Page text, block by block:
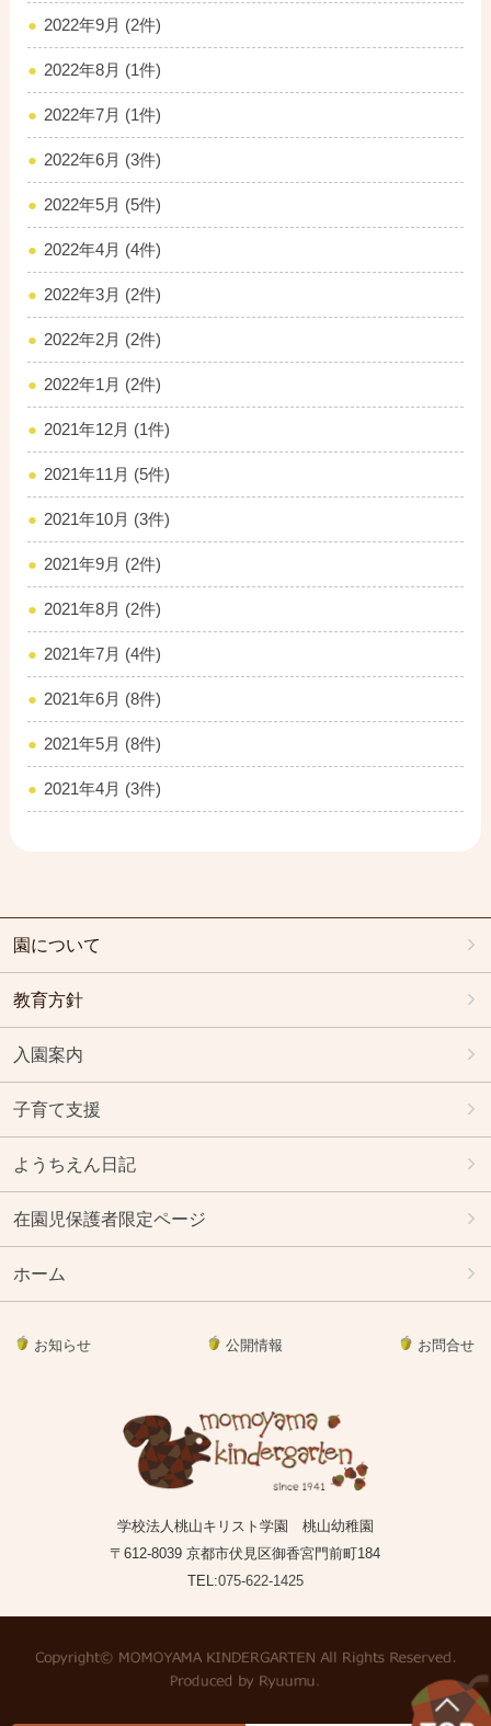
2022年9月 (2件)
2022年8月 (1件)
2022年7月 (1件)
2022年6月 (3件)
2022年5月 (5件)
2022年4月 (4件)
2022年3月 (2件)
2022年2月 (2件)
2022年1月 (2件)
2021年12月 (1件)
2021年11月 (5件)
2021年10月 (3件)
2021年9月 (2件)
2021年8月 (2件)
2021年7月 (4件)
2021年6月 (8件)
2021年5月 (8件)
2021年4月 (3件)
園について
教育方針
入園案内
子育て支援
ようちえん日記
在園児保護者限定ページ
ホーム
お知らせ 公開情報 お問合せ
学校法人桃山キリスト学園 桃山幼稚園
〒612-8039 京都市伏見区御香宮門前町184
TEL:075-622-1425